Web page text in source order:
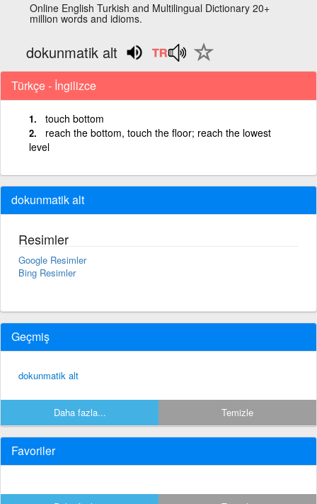
Online English Turkish and Multilingual Dictionary 20+
million words and idioms.
dokunmatik alt
Türkçe - İngilizce
touch bottom
reach the bottom, touch the floor; reach the lowest
level
dokunmatik alt
Resimler
Google Resimler
Bing Resimler
Geçmiş
dokunmatik alt
Daha fazla... Temizle
Favoriler